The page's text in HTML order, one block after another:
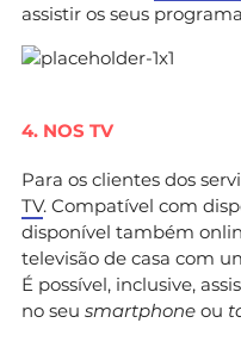
assistir os seus
4. NOS TV
Para os clientes dos
TV. Compatível com
disponível também
televisão de casa com
É possível, inclusive,
no seu smartphone ou